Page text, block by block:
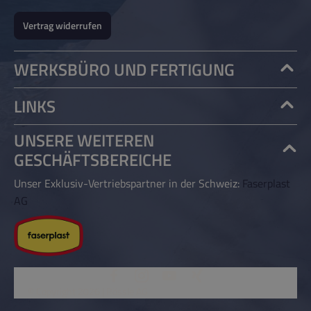
Vertrag widerrufen
WERKSBÜRO UND FERTIGUNG
LINKS
UNSERE WEITEREN
GESCHÄFTSBEREICHE
Unser Exklusiv-Vertriebspartner in der Schweiz: Faserplast
AG